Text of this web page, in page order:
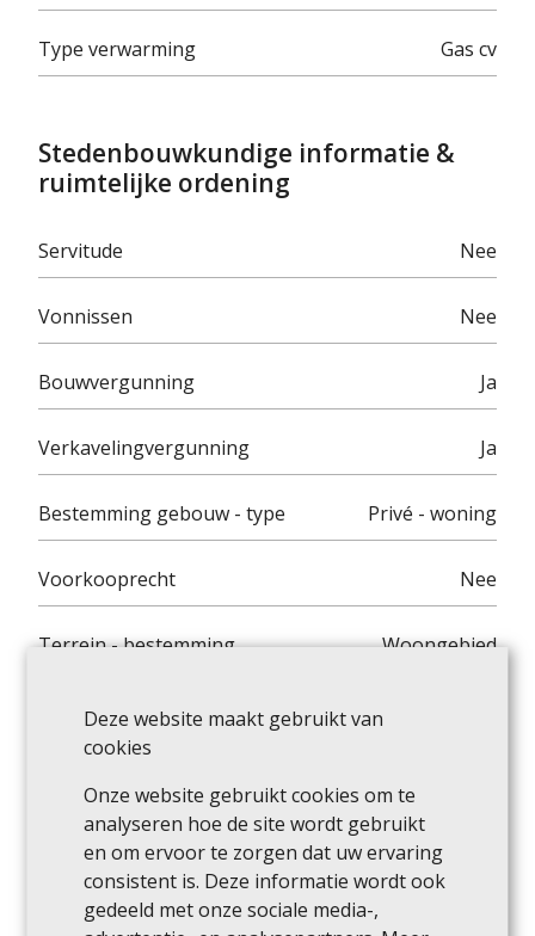
Type verwarming Gas cv
Stedenbouwkundige informatie &
ruimtelijke ordening
Servitude Nee
Vonnissen Nee
Bouwvergunning Ja
Verkavelingvergunning Ja
Bestemming gebouw - type Privé - woning
Voorkooprecht Nee
Terrein - bestemming Woongebied
Dagvaarding
herstelmaatregel of bestuurlijke
maatregel opgelegd
Oriëntatie van de voorgevel
Deze website maakt gebruikt van
cookies
Onze website gebruikt cookies om te
analyseren hoe de site wordt gebruikt
en om ervoor te zorgen dat uw ervaring
consistent is. Deze informatie wordt ook
gedeeld met onze sociale media-,